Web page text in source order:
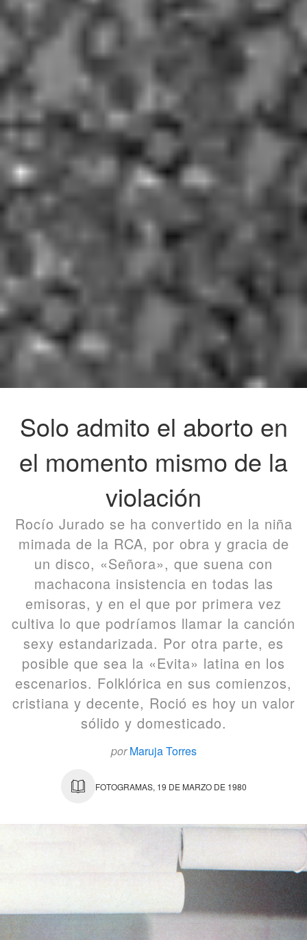
Solo admito el aborto en
el momento mismo de la
violación
Rocío Jurado se ha convertido en la niña
mimada de la RCA, por obra y gracia de
un disco, «Señora», que suena con
machacona insistencia en todas las
emisoras, y en el que por primera vez
cultiva lo que podríamos llamar la canción
sexy estandarizada. Por otra parte, es
posible que sea la «Evita» latina en los
escenarios. Folklórica en sus comienzos,
cristiana y decente, Roció es hoy un valor
sólido y domesticado.
por Maruja Torres
FOTOGRAMAS, 19 DE MARZO DE 1980